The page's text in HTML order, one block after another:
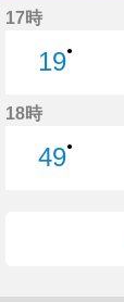
17時
19●
18時
49●